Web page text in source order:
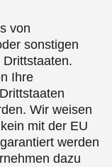
von
sonstigen
Ihre
Wir weisen
mit der EU
werden
dazu